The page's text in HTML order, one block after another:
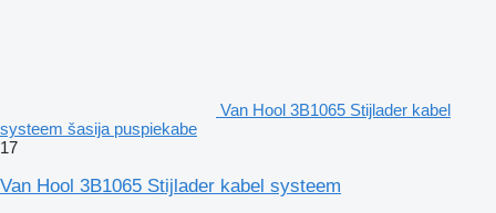
Van Hool 3B1065 Stijlader kabel
systeem šasija puspiekabe
17
Van Hool 3B1065 Stijlader kabel systeem